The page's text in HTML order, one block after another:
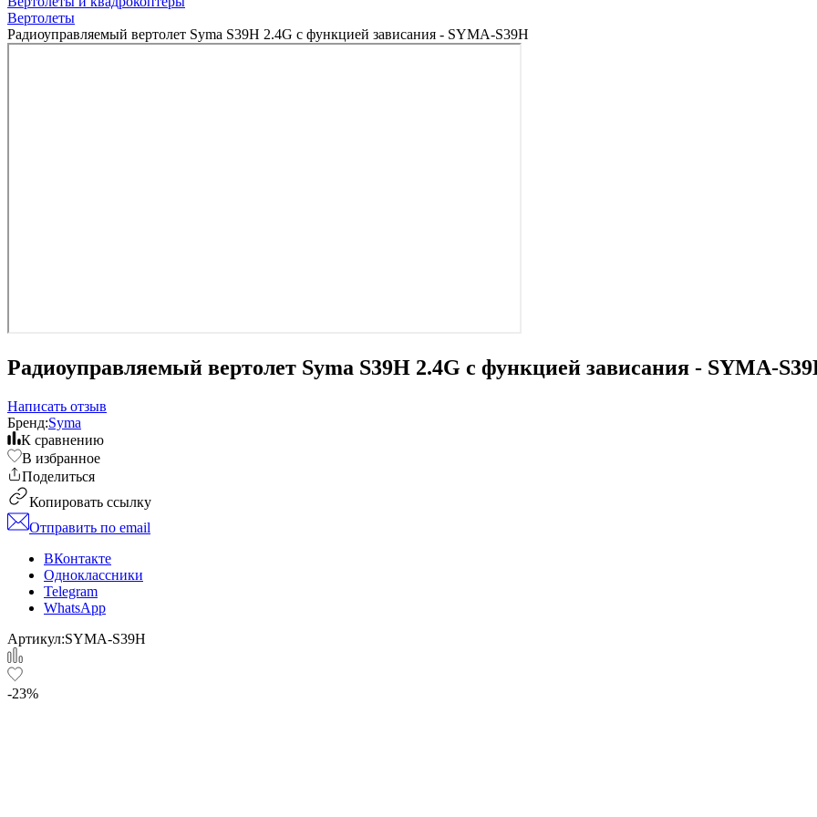
Вертолеты
Радиоуправляемый вертолет Syma S39H 2.4G с функцией зависания - SYMA-S39H
Радиоуправляемый вертолет Syma S39H 2.4G с функцией зависания - SYMA-
Написать отзыв
Бренд:Syma
К сравнению
В избранное
Поделиться
Копировать ссылку
Отправить по email
ВКонтакте
Одноклассники
Telegram
WhatsApp
Артикул:SYMA-S39H
-23%